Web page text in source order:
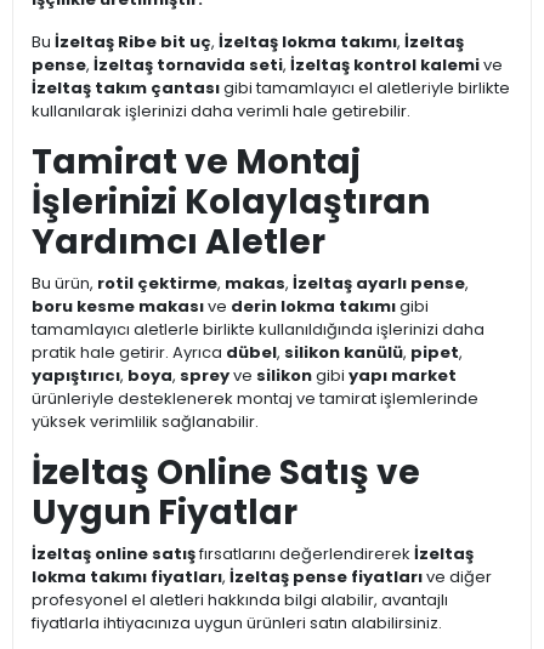
Bu İzeltaş Ribe bit uç, İzeltaş lokma takımı, İzeltaş
pense, İzeltaş tornavida seti, İzeltaş kontrol kalemive
İzeltaş takım çantasıgibi tamamlayıcı el aletleriyle birlikte
kullanılarak işlerinizi daha verimli hale getirebilir.
Tamirat ve Montaj
İşlerinizi Kolaylaştıran
Yardımcı Aletler
Bu ürün, rotil çektirme, makas, İzeltaş ayarlı pense,
boru kesme makasıve derin lokma takımıgibi
tamamlayıcı aletlerle birlikte kullanıldığında işlerinizi daha
pratik hale getirir. Ayrıca dübel, silikon kanülü, pipet,
yapıştırıcı, boya, spreyve silikongibi yapı market
ürünleriyle desteklenerek montaj ve tamirat işlemlerinde
yüksek verimlilik sağlanabilir.
İzeltaş Online Satış ve
Uygun Fiyatlar
İzeltaş online satışfırsatlarını değerlendirerek İzeltaş
lokma takımı fiyatları, İzeltaş pense fiyatlarıve diğer
profesyonel el aletleri hakkında bilgi alabilir, avantajlı
fiyatlarla ihtiyacınıza uygun ürünleri satın alabilirsiniz.